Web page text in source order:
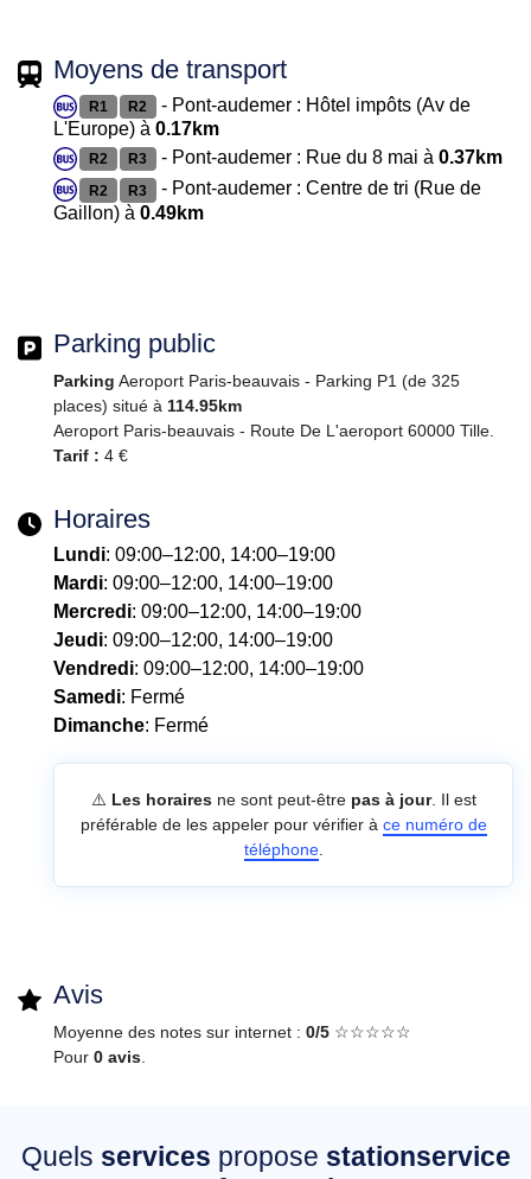
Moyens de transport
R1 R2
- Pont-audemer : Hôtel impôts (Av de
L'Europe) à 0.17km
R2 R3 - Pont-audemer : Rue du 8 mai à0.37km
R2 R3
- Pont-audemer : Centre de tri (Rue de
Gaillon) à 0.49km
Parking public
Parking Aeroport Paris-beauvais - Parking P1 (de 325
places) situé à 114.95km
Aeroport Paris-beauvais - Route De L'aeroport 60000 Tille.
Tarif : 4 €
Horaires
Lundi: 09:00–12:00, 14:00–19:00
Mardi: 09:00–12:00, 14:00–19:00
Mercredi: 09:00–12:00, 14:00–19:00
Jeudi: 09:00–12:00, 14:00–19:00
Vendredi: 09:00–12:00, 14:00–19:00
Samedi: Fermé
Dimanche: Fermé
⚠️ Les horairesne sont peut-être pas à jour. Il est
préférable de les appeler pour vérifier à ce numéro de
téléphone.
Avis
Moyenne des notes sur internet : 0/5 ☆☆☆☆☆
Pour 0 avis
Quels services propose stationservice